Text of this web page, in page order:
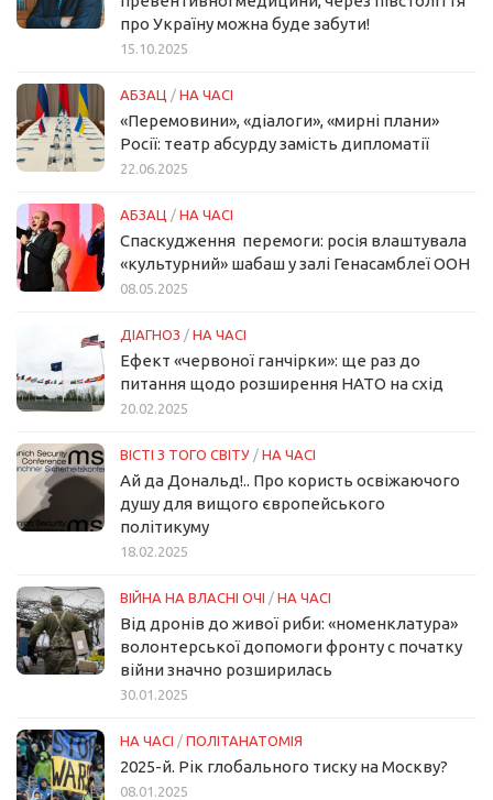
про Україну можна буде забути!
15.10.2025
АБЗАЦ / НА ЧАСІ
«Перемовини», «діалоги», «мирні плани»
Росії: театр абсурду замість дипломатії
22.06.2025
АБЗАЦ / НА ЧАСІ
Спаскудження перемоги: росія влаштувала
«культурний» шабаш у залі Генасамблеї ООН
08.05.2025
ДІАГНОЗ / НА ЧАСІ
Ефект «червоної ганчірки»: ще раз до
питання щодо розширення НАТО на схід
20.02.2025
ВІСТІ З ТОГО СВІТУ / НА ЧАСІ
Ай да Дональд!.. Про користь освіжаючого
душу для вищого європейського
політикуму
18.02.2025
ВІЙНА НА ВЛАСНІ ОЧІ / НА ЧАСІ
Від дронів до живої риби: «номенклатура»
волонтерської допомоги фронту с початку
війни значно розширилась
30.01.2025
НА ЧАСІ / ПОЛІТАНАТОМІЯ
2025-й. Рік глобального тиску на Москву?
08.01.2025